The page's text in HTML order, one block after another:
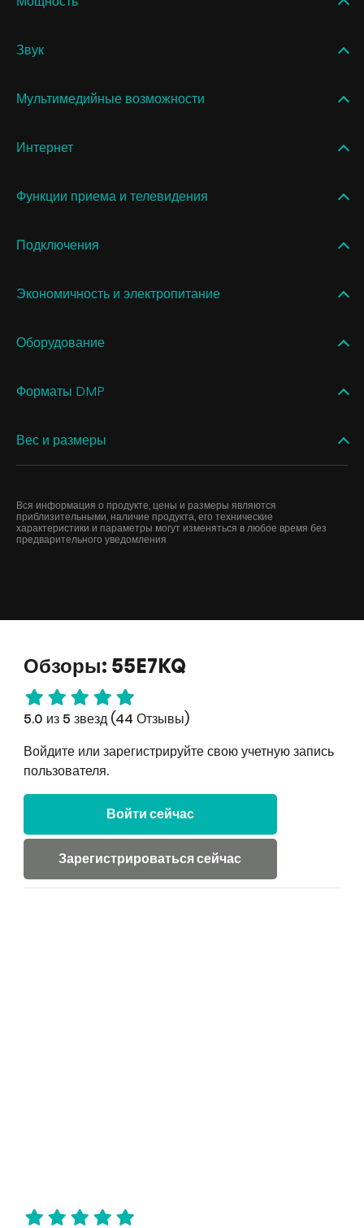
Звук
Мультимедийные возможности
Интернет
Функции приема и телевидения
Подключения
Экономичность и электропитание
Оборудование
Форматы DMP
Вес и размеры
Вся информация о продукте, цены и размеры являются
приблизительными, наличие продукта, его технические
характеристики и параметры могут изменяться в любое время без
предварительного уведомления.
Обзоры: 55E7KQ
5.0 из 5 звезд (44 Отзывы)
Войдите или зарегистрируйте свою учетную запись
пользователя.
Войти сейчас
Зарегистрироваться сейчас